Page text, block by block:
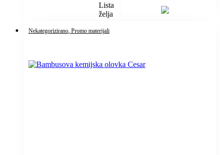
Lista
želja
Nekategorizirano , Promo materijali